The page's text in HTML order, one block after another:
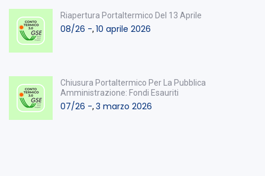
Riapertura Portaltermico Del 13 Aprile
08/26 -, 10 aprile 2026
Chiusura Portaltermico Per La Pubblica
Amministrazione: Fondi Esauriti
07/26 -, 3 marzo 2026